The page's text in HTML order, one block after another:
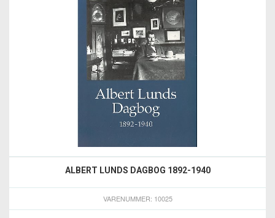
ALBERT LUNDS DAGBOG 1892-1940
VARENUMMER: 10025